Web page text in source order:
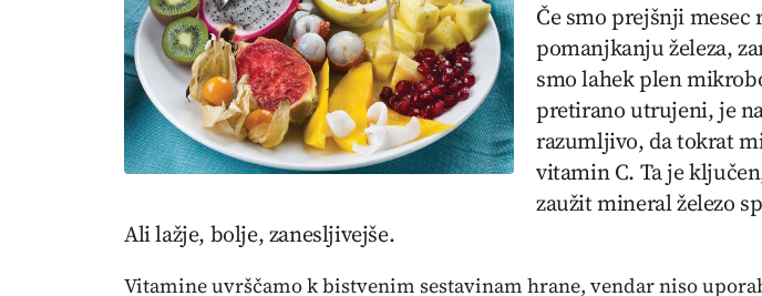
Če smo prejšnji mesec
pomanjkanju železa,
smo lahek plen
pretirano utrujeni, je
razumljivo, da tokrat
vitamin C. Ta je
zaužit mineral železo
Ali lažje, bolje, zanesljivejše.
Vitamine uvrščamo k bistvenim sestavinam hrane, vendar niso